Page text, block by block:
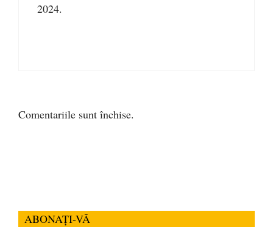
2024.
Comentariile sunt închise.
ABONAȚI-VĂ